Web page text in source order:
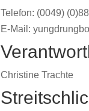
Telefon: (0049)
E-Mail:
Christine Trachte